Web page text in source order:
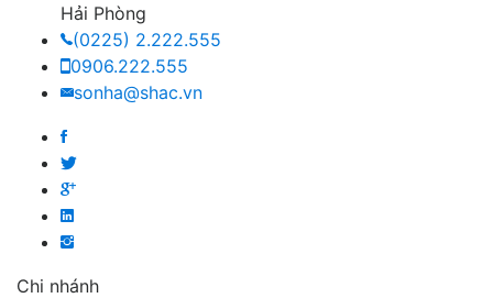
Hải Phòng
(0225) 2.222.555
0906.222.555
sonha@shac.vn
Chi nhánh